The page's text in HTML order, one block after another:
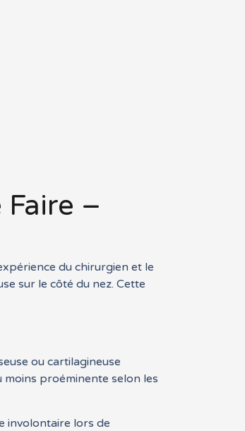
–
du chirurgien et le
sur le côté du nez. Cette
ou cartilagineuse
proéminente selon les
involontaire lors de